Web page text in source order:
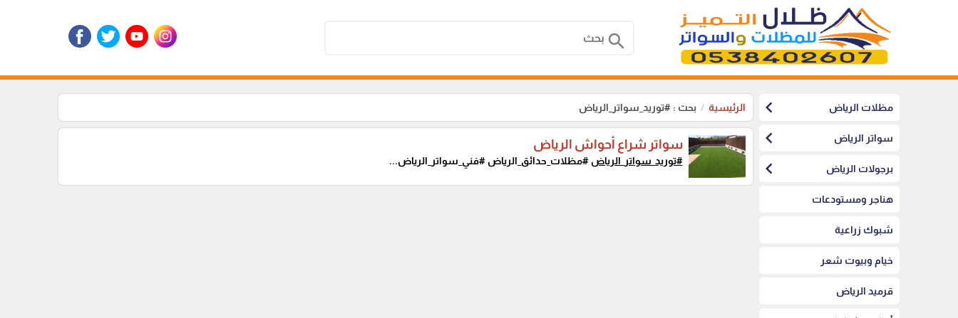
search
مظلات الرياض chevron_left
سواتر الرياض chevron_left
برجولات الرياض chevron_left
هناجر ومستودعات
شبوك زراعية
خيام وبيوت شعر
قرميد الرياض
الرئيسية بحث : #توريد_سواتر_الرياض
سواتر شراع أحواش الرياض
#توريد_سواتر_الرياض #مظلات_حدائق_الرياض #فني_سواتر_الرياض...